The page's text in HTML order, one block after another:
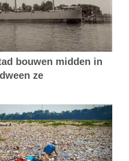
bouwen midden in
ze